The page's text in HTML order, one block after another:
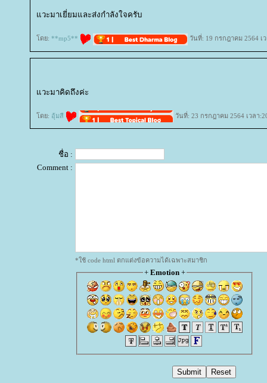
วะมาเยี่ยมและส่งกำลังใจครับ
ดย: **mp5** วันที่: 19 กรกฎาคม 2564 เ
วะมาคิดถึงค่ะ
ดย: อุ้มสี วันที่: 23 กรกฎาคม 2564 เวลา
ชื่อ :
Comment :
*ใช้ code html ตกแต่งข้อความได้เฉพาะสมาชิก
+ Emotion+